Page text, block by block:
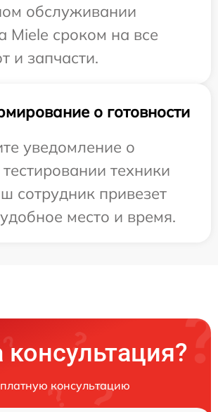
обслуживании
Miele сроком на все
и запчасти.
о готовности
уведомление о
техники
сотрудник привезет
место и время.
консультацию